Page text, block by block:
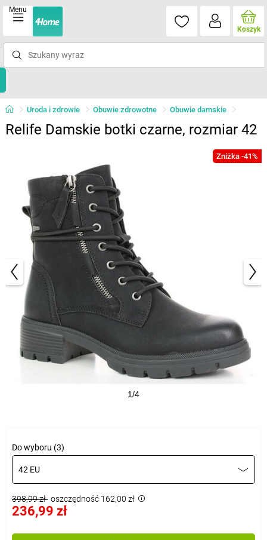
Menu
Koszyk
Uroda i zdrowie Obuwie zdrowotne Obuwie damskie
Relife Damskie botki czarne, rozmiar 42
Zniżka -41%
1/4
Do wyboru (3)
42 EU
398,99 zł oszczędność 162,00 zł
236,99 zł